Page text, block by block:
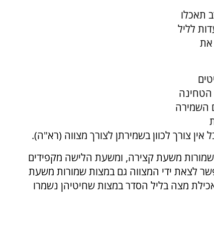
תאכלו
לליל
את
הטחינה
השמירה
צורך לכוון בשמירתן לצורך מצווה (רא"ה).
משעת קצירה, ומשעת הלישה מקפידים
לצאת ידי המצווה גם במצות שמורות משעת
מצה בליל הסדר במצות שחיטיהן נשמרו